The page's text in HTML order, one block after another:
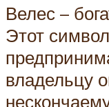
Велес –
Этот
владельцу